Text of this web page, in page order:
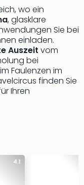
wo ein
, glasklare
Sie bei
einladen.
Auszeit vom
bei
Faulenzen im
finden Sie
Ihren
4.1